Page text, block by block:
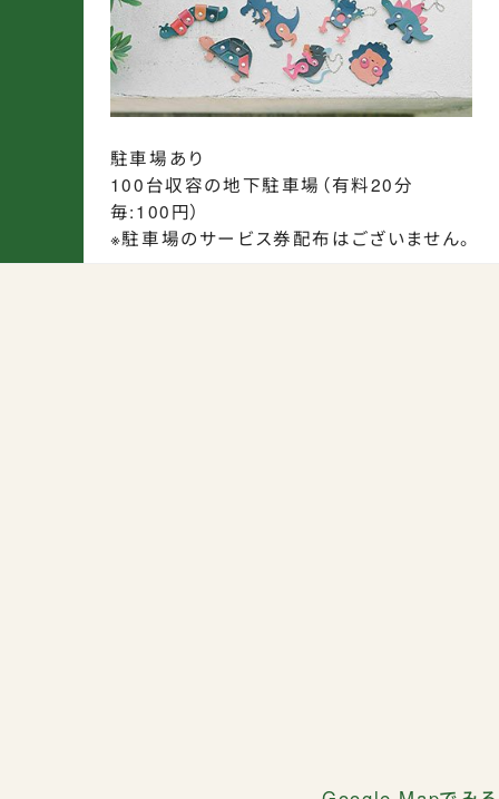
駐車場あり
100台収容の地下駐車場（有料20分
毎:100円）
※駐車場のサービス券配布はございません。